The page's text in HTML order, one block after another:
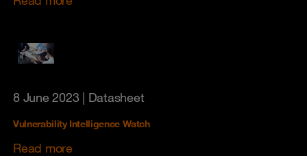
8 June 2023 | Datasheet
Vulnerability Intelligence Watch
Read more